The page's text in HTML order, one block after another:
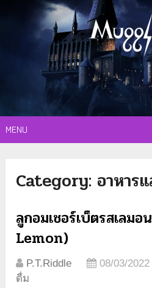
MENU
Category: อาหาร
ลูกอมเชอร์เบ็ตรสเลม
Lemon)
P.T.Riddle 08/03/2022
ดื่ม